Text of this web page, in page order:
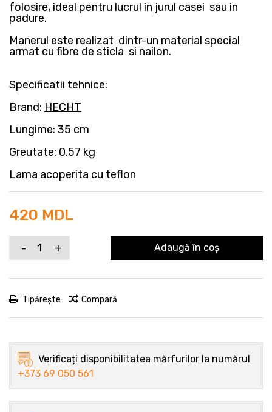
folosire, ideal pentru lucrul in jurul casei sau in
padure.
Manerul este realizat dintr-un material special
armat cu fibre de sticla si nailon.
Specificatii tehnice:
Brand: HECHT
Lungime: 35 cm
Greutate: 0.57 kg
Lama acoperita cu teflon
420 MDL
- + Adaugă în coș
Tipărește Compară
Verificați disponibilitatea mărfurilor la numărul
+373 69 050 561